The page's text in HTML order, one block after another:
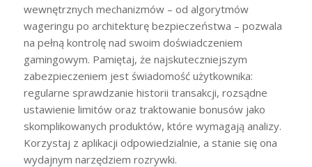
wewnętrznych mechanizmów – od algorytmów
wageringu po architekturę bezpieczeństwa – pozwala
na pełną kontrolę nad swoim doświadczeniem
gamingowym. Pamiętaj, że najskuteczniejszym
zabezpieczeniem jest świadomość użytkownika:
regularne sprawdzanie historii transakcji, rozsądne
ustawienie limitów oraz traktowanie bonusów jako
skomplikowanych produktów, które wymagają analizy.
Korzystaj z aplikacji odpowiedzialnie, a stanie się ona
wydajnym narzędziem rozrywki.